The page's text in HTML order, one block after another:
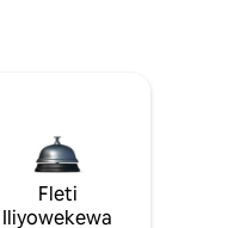
Fleti
Iliyowekewa